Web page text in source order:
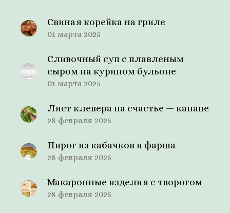
Свиная корейка на гриле
01 марта 2025
Сливочный суп с плавленым
сыром на курином бульоне
01 марта 2025
Лист клевера на счастье — канапе
28 февраля 2025
Пирог из кабачков и фарша
28 февраля 2025
Макаронные изделия с творогом
28 февраля 2025